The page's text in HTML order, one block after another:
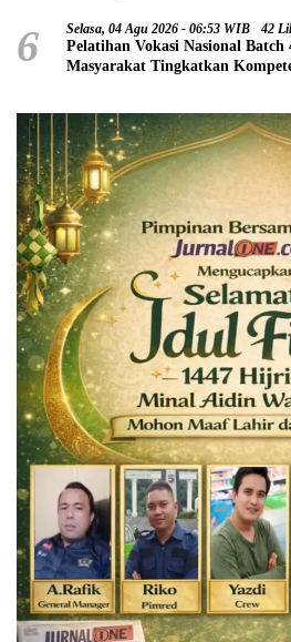
6 Selasa, 04 Agu 2026 - 06:53 WIB 42
Pelatihan Vokasi Nasional
Masyarakat Tingkatkan